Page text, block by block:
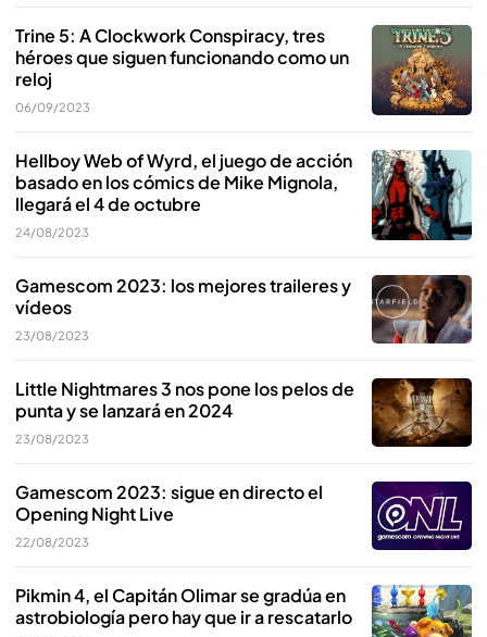
Trine 5: A Clockwork Conspiracy, tres
héroes que siguen funcionando como un
reloj
06/09/2023
Hellboy Web of Wyrd, el juego de acción
basado en los cómics de Mike Mignola,
llegará el 4 de octubre
24/08/2023
Gamescom 2023: los mejores traileres y
vídeos
23/08/2023
Little Nightmares 3 nos pone los pelos de
punta y se lanzará en 2024
23/08/2023
Gamescom 2023: sigue en directo el
Opening Night Live
22/08/2023
Pikmin 4, el Capitán Olimar se gradúa en
astrobiología pero hay que ir a rescatarlo